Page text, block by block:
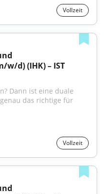
Vollzeit
d) (IHK) – IST
das richtige für
Vollzeit